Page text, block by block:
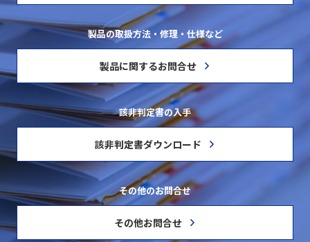
製品の取扱方法・修理・仕様など
製品に関するお問合せ
該非判定書の入手
該非判定書ダウンロード
その他のお問合せ
その他お問合せ